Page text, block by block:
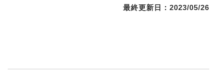
最終更新日：2023/05/26